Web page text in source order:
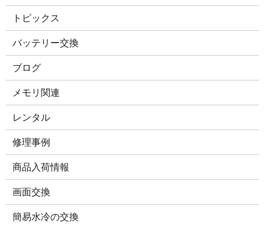
トピックス
バッテリー交換
ブログ
メモリ関連
レンタル
修理事例
商品入荷情報
画面交換
簡易水冷の交換